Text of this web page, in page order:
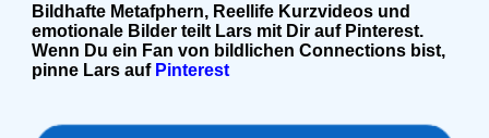
Bildhafte Metafphern, Reellife Kurzvideos und
emotionale Bilder teilt Lars mit Dir auf Pinterest.
Wenn Du ein Fan von bildlichen Connections bist,
pinne Lars auf Pinterest